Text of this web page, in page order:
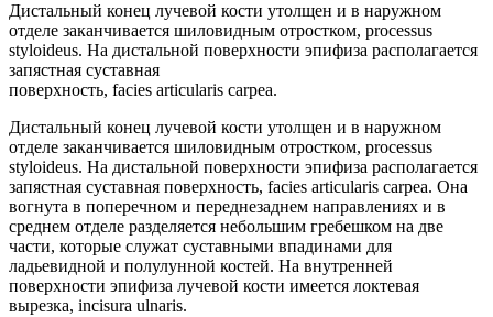
Дистальный конец лучевой кости утолщен и в наружном
отделе заканчивается шиловидным отростком, processus
styloideus. На дистальной поверхности эпифиза располагается
запястная суставная
поверхность, facies articularis carpea.
Дистальный конец лучевой кости утолщен и в наружном
отделе заканчивается шиловидным отростком, processus
styloideus. На дистальной поверхности эпифиза располагается
запястная суставная поверхность, facies articularis carpea. Она
вогнута в поперечном и переднезаднем направлениях и в
среднем отделе разделяется небольшим гребешком на две
части, которые служат суставными впадинами для
ладьевидной и полулунной костей. На внутренней
поверхности эпифиза лучевой кости имеется локтевая
вырезка, incisura ulnaris.